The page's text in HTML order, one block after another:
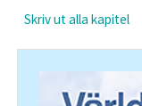
Skriv ut alla kapitel